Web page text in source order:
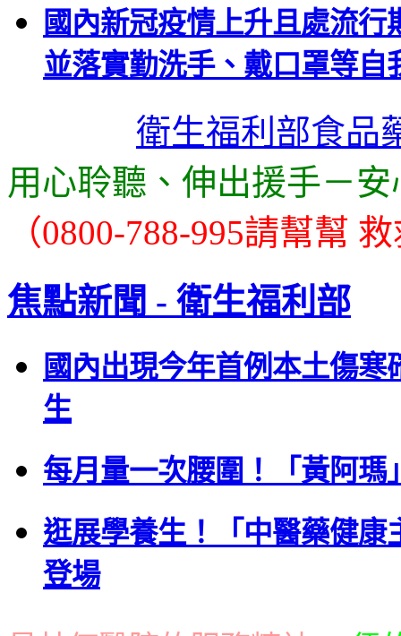
國內新冠疫情上升且處流
並落實勤洗手、戴口罩等自
衛生福利部食品
用心聆聽、伸出援手－
（0800-788-995請幫幫
焦點新聞 - 衛生福利部
國內出現今年首例本土傷
生
每月量一次腰圍！「黃阿
逛展學養生！「中醫藥健
登場